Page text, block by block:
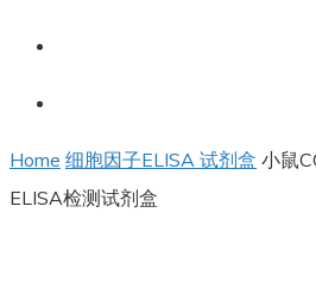
Home 细胞因子ELISA 试剂盒 小鼠
ELISA检测试剂盒